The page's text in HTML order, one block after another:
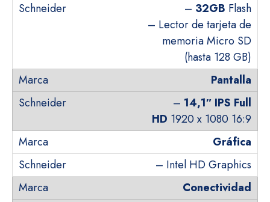
– 32GB Flash
– Lector de tarjeta de
memoria Micro SD
(hasta 128 GB)
Pantalla
– 14,1″ IPS Full
HD 1920 x 1080 16:9
Gráfica
– Intel HD Graphics
Conectividad